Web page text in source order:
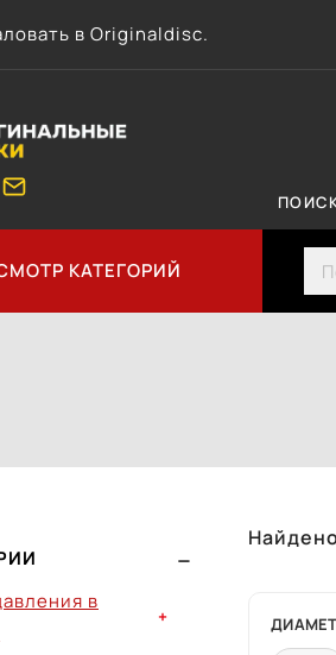
в Originaldisc.
КАТЕГОРИЙ
Найдено
в
+